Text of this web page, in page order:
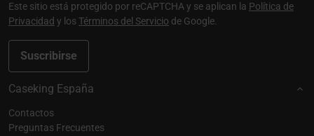
Suscribirse
Este sitio está protegido por reCAPTCHA y se aplican la Política de
Privacidad y losTérminos del Servicio de Google.
Caseking España
Contactos
Preguntas Frecuentes